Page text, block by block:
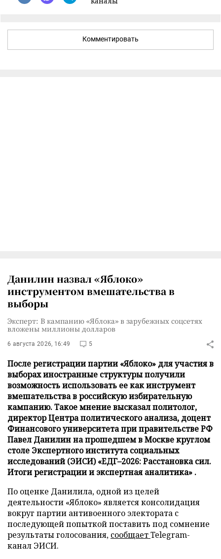
Комментировать
Данилин назвал «Яблоко»
инструментом вмешательства в
выборы
Эксперт: В кампанию «Яблока» в зарубежных соцсетях
вложены миллионы долларов
6 августа 2026, 16:49 5
После регистрации партии «Яблоко» для участия в
выборах иностранные структуры получили
возможность использовать ее как инструмент
вмешательства в российскую избирательную
кампанию. Такое мнение высказал политолог,
директор Центра политического анализа, доцент
Финансового университета при правительстве РФ
Павел Данилин на прошедшем в Москве круглом
столе Экспертного института социальных
исследований (ЭИСИ) «ЕДГ–2026: Расстановка сил.
Итоги регистрации и экспертная аналитика» .
По оценке Данилила, одной из целей
деятельности «Яблоко» является консолидация
вокруг партии антивоенного электората с
последующей попыткой поставить под сомнение
результаты голосования, сообщаетTelegram-
канал ЭИСИ.